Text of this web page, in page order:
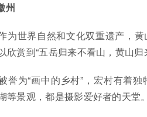
州
为世界自然和文化双重遗产，
欣赏到“五岳归来不看山，黄山归
誉为“画中的乡村”，宏村有着
等景观，都是摄影爱好者的天堂。